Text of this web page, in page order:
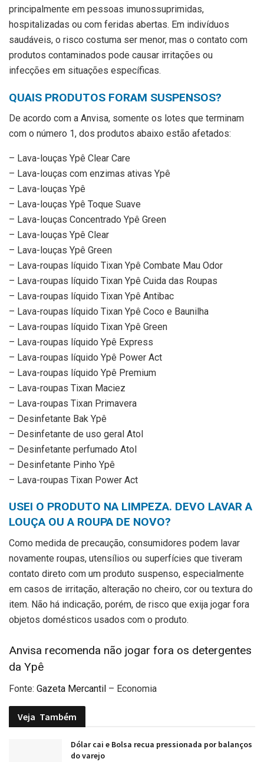
principalmente em pessoas imunossuprimidas,
hospitalizadas ou com feridas abertas. Em indivíduos
saudáveis, o risco costuma ser menor, mas o contato com
produtos contaminados pode causar irritações ou
infecções em situações específicas.
QUAIS PRODUTOS FORAM SUSPENSOS?
De acordo com a Anvisa, somente os lotes que terminam
com o número 1, dos produtos abaixo estão afetados:
– Lava-louças Ypê Clear Care
– Lava-louças com enzimas ativas Ypê
– Lava-louças Ypê
– Lava-louças Ypê Toque Suave
– Lava-louças Concentrado Ypê Green
– Lava-louças Ypê Clear
– Lava-louças Ypê Green
– Lava-roupas líquido Tixan Ypê Combate Mau Odor
– Lava-roupas líquido Tixan Ypê Cuida das Roupas
– Lava-roupas líquido Tixan Ypê Antibac
– Lava-roupas líquido Tixan Ypê Coco e Baunilha
– Lava-roupas líquido Tixan Ypê Green
– Lava-roupas líquido Ypê Express
– Lava-roupas líquido Ypê Power Act
– Lava-roupas líquido Ypê Premium
– Lava-roupas Tixan Maciez
– Lava-roupas Tixan Primavera
– Desinfetante Bak Ypê
– Desinfetante de uso geral Atol
– Desinfetante perfumado Atol
– Desinfetante Pinho Ypê
– Lava-roupas Tixan Power Act
USEI O PRODUTO NA LIMPEZA. DEVO LAVAR A
LOUÇA OU A ROUPA DE NOVO?
Como medida de precaução, consumidores podem lavar
novamente roupas, utensílios ou superfícies que tiveram
contato direto com um produto suspenso, especialmente
em casos de irritação, alteração no cheiro, cor ou textura do
item. Não há indicação, porém, de risco que exija jogar fora
objetos domésticos usados com o produto.
Anvisa recomenda não jogar fora os detergentes
da Ypê
Fonte: Gazeta Mercantil – Economia
Veja Também
Dólar cai e Bolsa recua pressionada por balanços
do varejo